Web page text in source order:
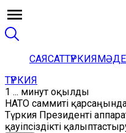
САЯСАТТҮРКИЯ
ТҮРКИЯ
1 ... минут оқылды
НАТО саммиті
Түркия Президенті
қауіпсіздікті